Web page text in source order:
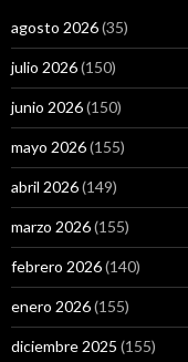
agosto 2026(35)
julio 2026(150)
junio 2026(150)
mayo 2026(155)
abril 2026(149)
marzo 2026(155)
febrero 2026(140)
enero 2026(155)
diciembre 2025 (155)